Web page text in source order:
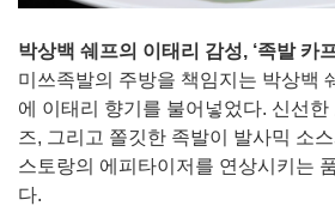
박상백 쉐프의 이태리 감성, ‘족발 카
미쓰족발의 주방을 책임지는 박상백
에 이태리 향기를 불어넣었다. 신선한
즈, 그리고 쫄깃한 족발이 발사믹 소
스토랑의 에피타이저를 연상시키는
다.